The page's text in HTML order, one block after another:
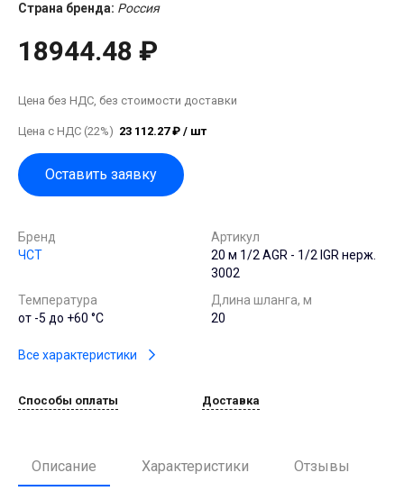
Страна бренда: Россия
18944.48 ₽
Цена без НДС, без стоимости доставки
Цена с НДС (22%) 23 112.27 ₽ / шт
Оставить заявку
Бренд
ЧСТ
Артикул
20 м 1/2 AGR - 1/2 IGR нерж.
3002
Температура
от -5 до +60 °С
Длина шланга, м
20
Все характеристики
Способы оплаты Доставка
Описание Характеристики Отзывы